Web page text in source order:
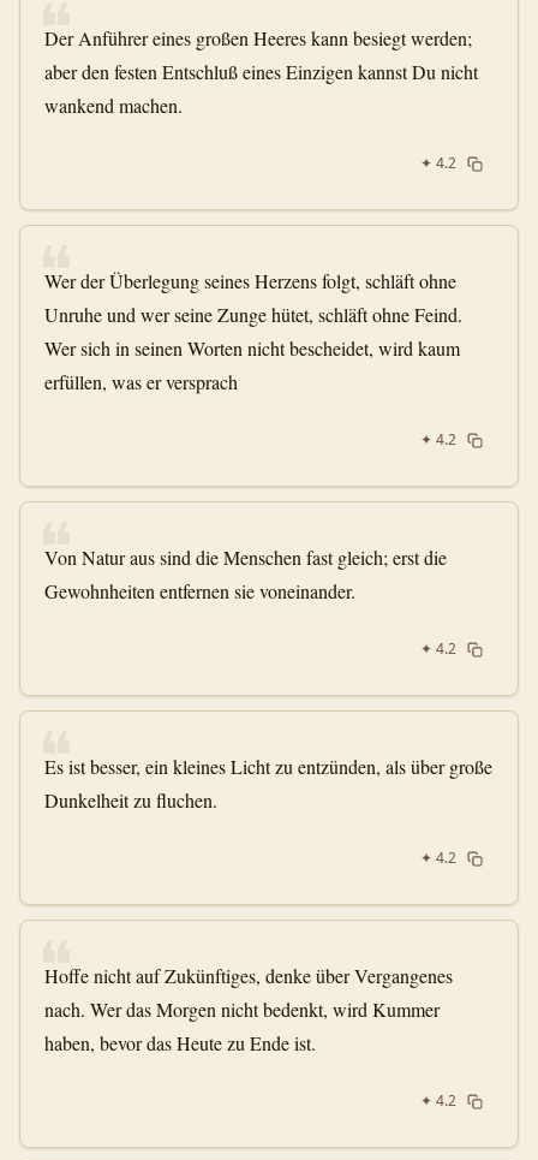
❝
Der Anführer eines großen Heeres kann besiegt werden;
aber den festen Entschluß eines Einzigen kannst Du nicht
wankend machen.
✦ 4.2
❝
Wer der Überlegung seines Herzens folgt, schläft ohne
Unruhe und wer seine Zunge hütet, schläft ohne Feind.
Wer sich in seinen Worten nicht bescheidet, wird kaum
erfüllen, was er versprach
✦ 4.2
❝
Von Natur aus sind die Menschen fast gleich; erst die
Gewohnheiten entfernen sie voneinander.
✦ 4.2
❝
Es ist besser, ein kleines Licht zu entzünden, als über große
Dunkelheit zu fluchen.
✦ 4.2
❝
Hoffe nicht auf Zukünftiges, denke über Vergangenes
nach. Wer das Morgen nicht bedenkt, wird Kummer
haben, bevor das Heute zu Ende ist.
✦ 4.2